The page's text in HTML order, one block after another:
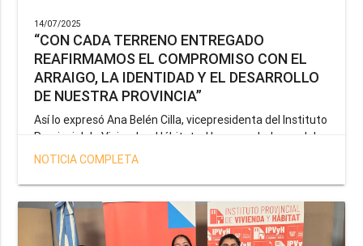
14/07/2025
“CON CADA TERRENO ENTREGADO
REAFIRMAMOS EL COMPROMISO CON EL
ARRAIGO, LA IDENTIDAD Y EL DESARROLLO
DE NUESTRA PROVINCIA”
Así lo expresó Ana Belén Cilla, vicepresidenta del Instituto
Provincial de Vivienda y Hábitat, al hacer un balance del
trabajo del organismo en el marco de la operatoria
salud y seguridad impulsada por el gobernador Gustavo
Melella.
NOTICIA COMPLETA